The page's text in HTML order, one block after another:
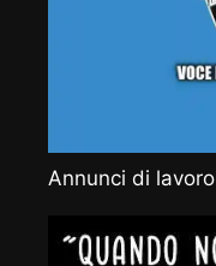
Annunci di lavoro